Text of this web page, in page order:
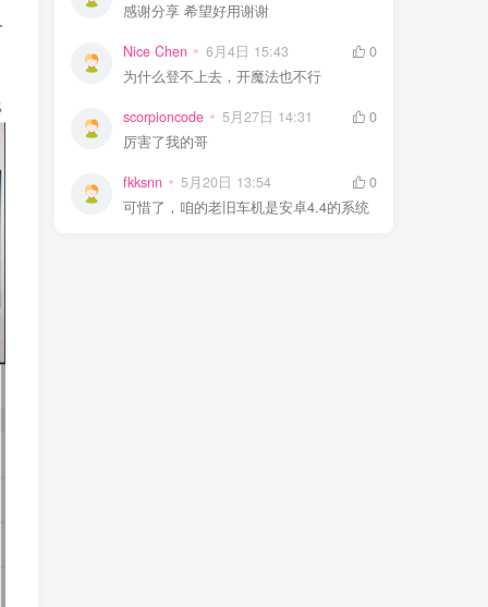
感谢分享 希望好用谢谢
Nice Chen 6月4日 15:43
0
为什么登不上去，开魔法也不行
scorpioncode 5月27日 14:31
0
厉害了我的哥
fkksnn 5月20日 13:54
0
可惜了，咱的老旧车机是安卓4.4的系统